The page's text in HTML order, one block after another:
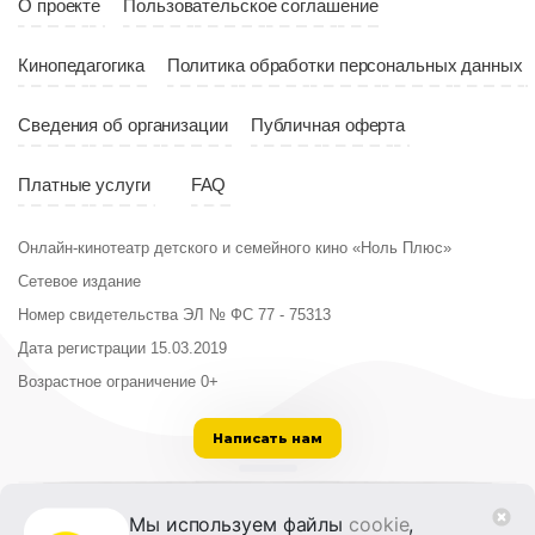
Мы используем файлы cookie,
О проекте Пользовательское соглашение
Кинопедагогика Политика обработки персональных данных
Сведения об организации Публичная оферта
Платные услуги FAQ
Онлайн-кинотеатр детского и семейного кино «Ноль Плюс»
Сетевое издание
Номер свидетельства ЭЛ № ФС 77 - 75313
Дата регистрации 15.03.2019
Возрастное ограничение 0+
Написать нам
ООО «Институт развития кино и медиа»